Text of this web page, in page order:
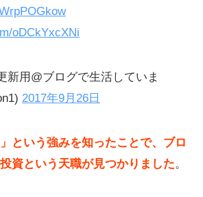
oDCkYxcXNi
用@ブログで生活していま
2017年9月26日
」という強みを知ったことで、ブロ
資という天職が見つかりました。